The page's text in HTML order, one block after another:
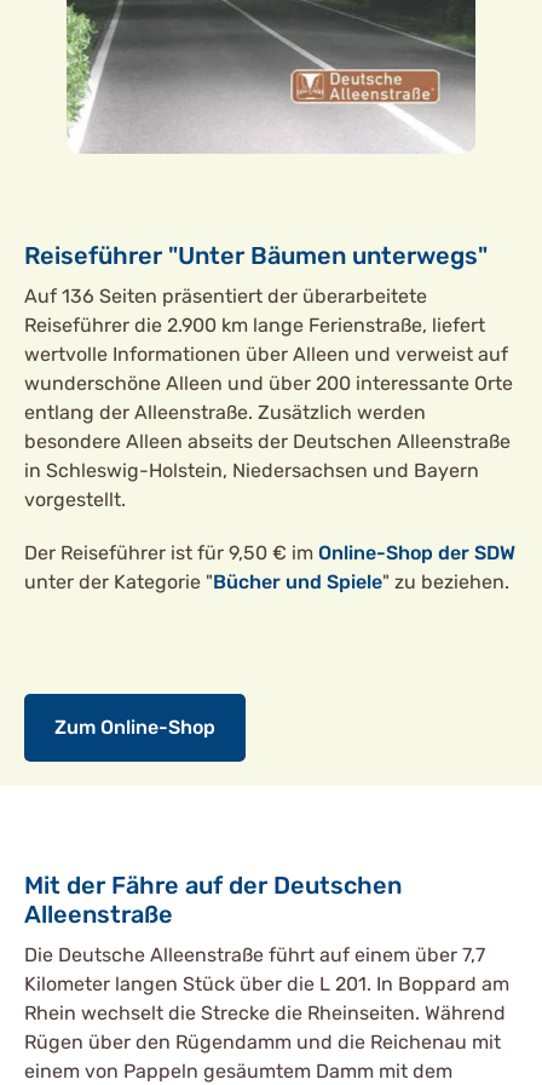
Reiseführer "Unter Bäumen unterwegs"
Auf 136 Seiten präsentiert der überarbeitete
Reiseführer die 2.900 km lange Ferienstraße, liefert
wertvolle Informationen über Alleen und verweist auf
wunderschöne Alleen und über 200 interessante Orte
entlang der Alleenstraße. Zusätzlich werden
besondere Alleen abseits der Deutschen Alleenstraße
in Schleswig-Holstein, Niedersachsen und Bayern
vorgestellt.
Der Reiseführer ist für 9,50 € im Online-Shop der SDW
unter der Kategorie "Bücher und Spiele" zu beziehen.
Zum Online-Shop
Mit der Fähre auf der Deutschen
Alleenstraße
Die Deutsche Alleenstraße führt auf einem über 7,7
Kilometer langen Stück über die L 201. In Boppard am
Rhein wechselt die Strecke die Rheinseiten. Während
Rügen über den Rügendamm und die Reichenau mit
einem von Pappeln gesäumtem Damm mit dem